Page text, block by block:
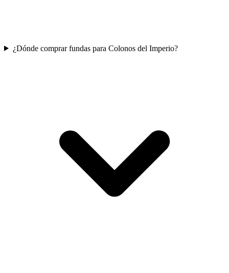
¿Dónde comprar fundas para Colonos del Imperio?